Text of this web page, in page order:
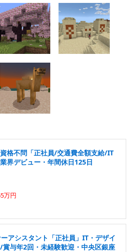
格不問「正社員/交通費全額支給/IT
界デビュー・年間休日125日
万円
アシスタント「正社員」IT・デザイ
与年2回・未経験歓迎・中央区銀座